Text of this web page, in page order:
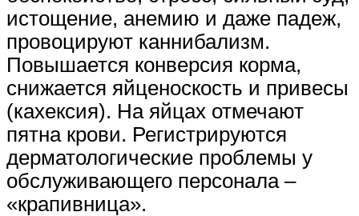
истощение, анемию и даже падеж,
провоцируют каннибализм.
Повышается конверсия корма,
снижается яйценоскость и привесы
(кахексия). На яйцах отмечают
пятна крови. Регистрируются
дерматологические проблемы у
обслуживающего персонала –
«крапивница».